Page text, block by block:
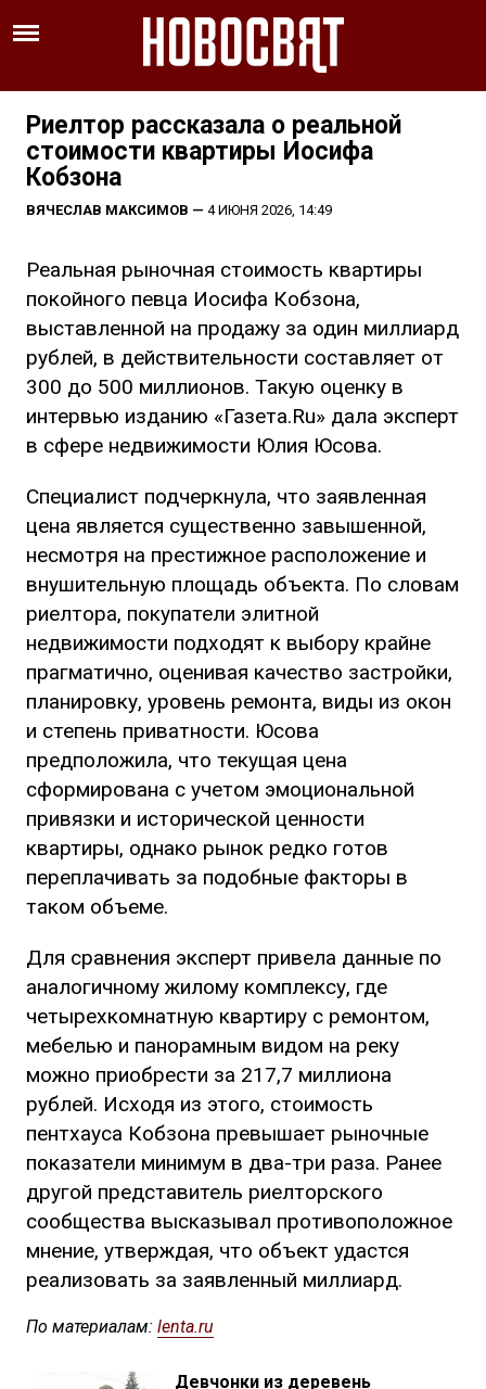
Риелтор рассказала о реальной
стоимости квартиры Иосифа
Кобзона
ВЯЧЕСЛАВ МАКСИМОВ — 4 ИЮНЯ 2026, 14:49
Реальная рыночная стоимость квартиры
покойного певца Иосифа Кобзона,
выставленной на продажу за один миллиард
рублей, в действительности составляет от
300 до 500 миллионов. Такую оценку в
интервью изданию «Газета.Ru» дала эксперт
в сфере недвижимости Юлия Юсова.
Специалист подчеркнула, что заявленная
цена является существенно завышенной,
несмотря на престижное расположение и
внушительную площадь объекта. По словам
риелтора, покупатели элитной
недвижимости подходят к выбору крайне
прагматично, оценивая качество застройки,
планировку, уровень ремонта, виды из окон
и степень приватности. Юсова
предположила, что текущая цена
сформирована с учетом эмоциональной
привязки и исторической ценности
квартиры, однако рынок редко готов
переплачивать за подобные факторы в
таком объеме.
Для сравнения эксперт привела данные по
аналогичному жилому комплексу, где
четырехкомнатную квартиру с ремонтом,
мебелью и панорамным видом на реку
можно приобрести за 217,7 миллиона
рублей. Исходя из этого, стоимость
пентхауса Кобзона превышает рыночные
показатели минимум в два-три раза. Ранее
другой представитель риелторского
сообщества высказывал противоположное
мнение, утверждая, что объект удастся
реализовать за заявленный миллиард.
По материалам: lenta.ru
Девчонки из деревень